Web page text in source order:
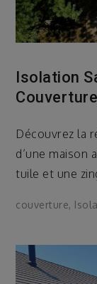
Isolation
Découvrez la
d’une maison
tuile et une
couverture,